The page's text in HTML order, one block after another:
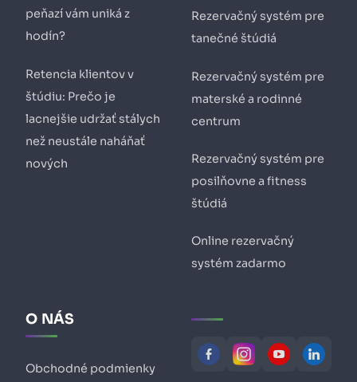
peňazí vám uniká z
hodín?
Retencia klientov v
štúdiu: Prečo je
lacnejšie udržať stálych
než neustále naháňať
nových
Rezervačný systém pre
tanečné štúdiá
Rezervačný systém pre
materské a rodinné
centrum
Rezervačný systém pre
posilňovne a fitness
štúdiá
Online rezervačný
systém zadarmo
O NÁS
Obchodné podmienky